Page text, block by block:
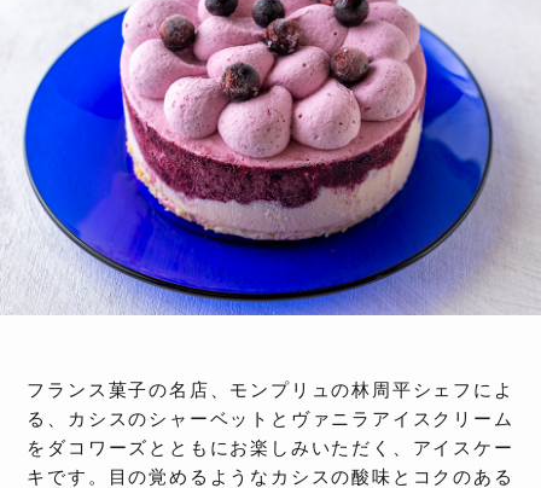
フランス菓子の名店、モンプリュの林周平シェフによ
る、カシスのシャーベットとヴァニラアイスクリーム
をダコワーズとともにお楽しみいただく、アイスケー
キです。目の覚めるようなカシスの酸味とコクのある